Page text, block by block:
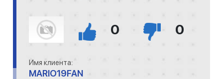
0 0
Имя клиента:
MARIO19FAN